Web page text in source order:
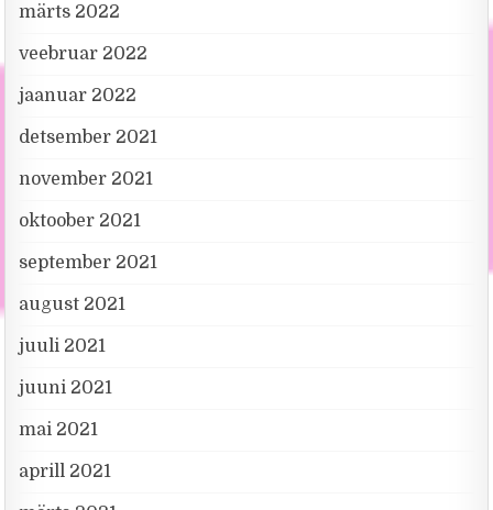
märts 2022
veebruar 2022
jaanuar 2022
detsember 2021
november 2021
oktoober 2021
september 2021
august 2021
juuli 2021
juuni 2021
mai 2021
aprill 2021